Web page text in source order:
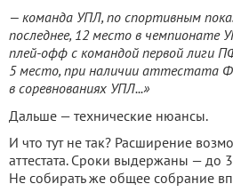
— команда УПЛ, по спортивным
последнее, 12 место в чемпионате
плей-офф с командой первой лиги
5 место, при наличии аттестата
в соревнованиях УПЛ...»
Дальше — технические нюансы.
И что тут не так? Расширение
аттестата. Сроки выдержаны — до
Не собирать же общее собрание